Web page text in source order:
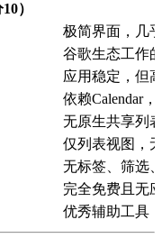
）
极简界面，几
谷歌生态工作
应用稳定，但
依赖Calendar
无原生共享列
仅列表视图，
无标签、筛选
完全免费且无
优秀辅助工具